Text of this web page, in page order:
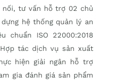
tư vấn hỗ trợ 02 chủ
hệ thống quản lý an
chuẩn ISO 22000:2018
tác dịch vụ sản xuất
hiện giải ngân hỗ trợ
gia đánh giá sản phẩm